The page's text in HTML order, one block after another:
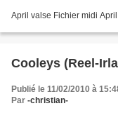
April valse Fichier midi
Cooleys (Reel-
Publié le 11/02/2010 à
Par -christian-